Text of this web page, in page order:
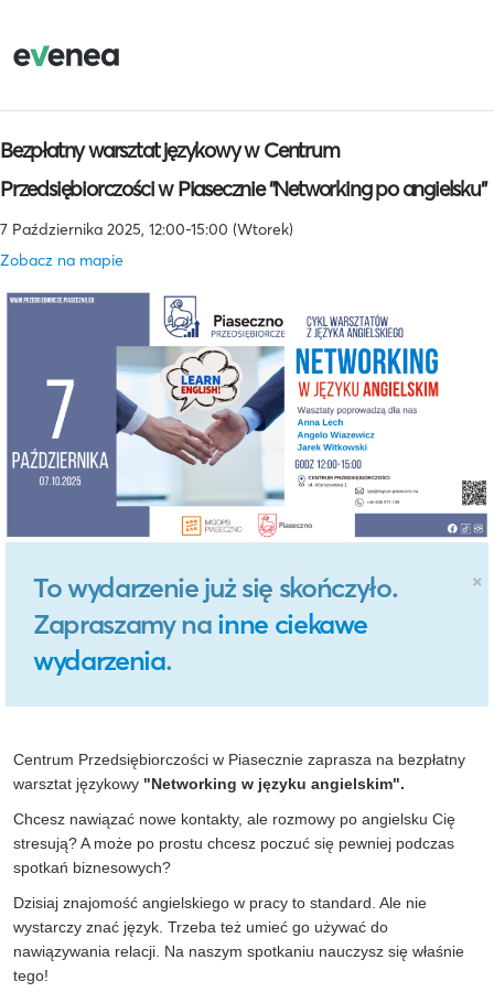
Bezpłatny warsztat językowy w Centrum
Przedsiębiorczości w Piasecznie "Networking po angielsku"
7 Października 2025, 12:00-15:00 (Wtorek)
Zobacz na mapie
×
To wydarzenie już się skończyło.
Zapraszamy na inne ciekawe
wydarzenia.
Centrum Przedsiębiorczości w Piasecznie zaprasza na bezpłatny
warsztat językowy "Networking w języku angielskim".
Chcesz nawiązać nowe kontakty, ale rozmowy po angielsku Cię
stresują? A może po prostu chcesz poczuć się pewniej podczas
spotkań biznesowych?
Dzisiaj znajomość angielskiego w pracy to standard. Ale nie
wystarczy znać język. Trzeba też umieć go używać do
nawiązywania relacji. Na naszym spotkaniu nauczysz się właśnie
tego!